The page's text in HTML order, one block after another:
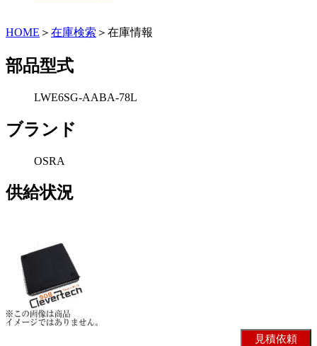
HOME ＞ 在庫検索 ＞在庫情報
部品型式
LWE6SG-AABA-78L
ブランド
OSRA
供給状況